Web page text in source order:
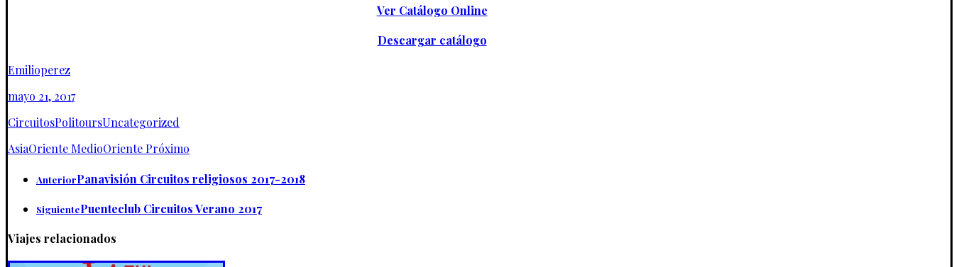
Ver Catálogo Online
Descargar catálogo
Emilioperez
mayo 21, 2017
CircuitosPolitoursUncategorized
AsiaOriente MedioOriente Próximo
AnteriorPanavisión Circuitos religiosos 2017-2018
SiguientePuenteclub Circuitos Verano 2017
Viajes relacionados